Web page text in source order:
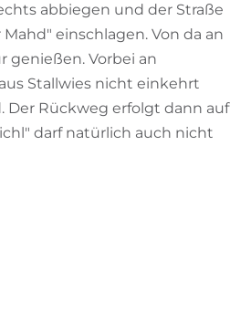
abbiegen und der Straße
einschlagen. Von da an
genießen. Vorbei an
Stallwies nicht einkehrt
Der Rückweg erfolgt dann auf
darf natürlich auch nicht